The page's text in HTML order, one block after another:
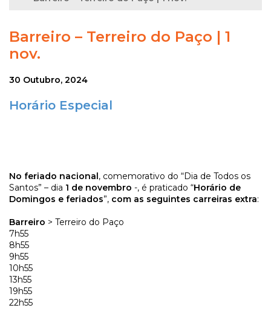
Barreiro – Terreiro do Paço | 1
nov.
30 Outubro, 2024
Horário Especial
No feriado nacional, comemorativo do “Dia de Todos os
Santos” – dia 1 de novembro -, é praticado “Horário de
Domingos e feriados”, com as seguintes carreiras extra:
Barreiro > Terreiro do Paço
7h55
8h55
9h55
10h55
13h55
19h55
22h55